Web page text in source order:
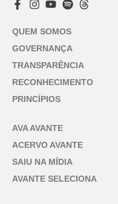
QUEM SOMOS
GOVERNANÇA
TRANSPARÊNCIA
RECONHECIMENTO
PRINCÍPIOS
AVA AVANTE
ACERVO AVANTE
SAIU NA MÍDIA
AVANTE SELECIONA